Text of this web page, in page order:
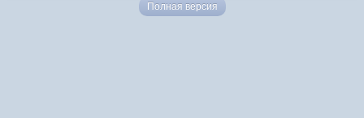
Полная версия